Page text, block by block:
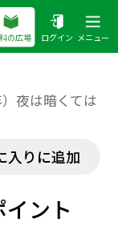
の広場 ログイン メニュー
夜は暗くては
入りに追加
ント